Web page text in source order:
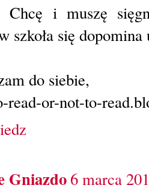
i muszę
szkoła się
do siebie,
read-or-not-to-
Gniazdo6 marca